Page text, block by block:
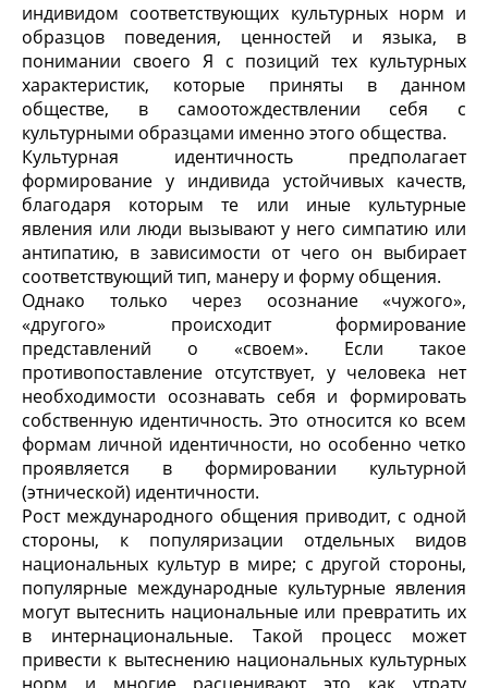
индивидом соответствующих культурных норм и
образцов поведения, ценностей и языка, в
понимании своего Я с позиций тех культурных
характеристик, которые приняты в данном
обществе, в самоотождествлении себя с
культурными образцами именно этого общества.
Культурная идентичность предполагает
формирование у индивида устойчивых качеств,
благодаря которым те или иные культурные
явления или люди вызывают у него симпатию или
антипатию, в зависимости от чего он выбирает
соответствующий тип, манеру и форму общения.
Однако только через осознание «чужого»,
«другого» происходит формирование
представлений о «своем». Если такое
противопоставление отсутствует, у человека нет
необходимости осознавать себя и формировать
собственную идентичность. Это относится ко всем
формам личной идентичности, но особенно четко
проявляется в формировании культурной
(этнической) идентичности.
Рост международного общения приводит, с одной
стороны, к популяризации отдельных видов
национальных культур в мире; с другой стороны,
популярные международные культурные явления
могут вытеснить национальные или превратить их
в интернациональные. Такой процесс может
привести к вытеснению национальных культурных